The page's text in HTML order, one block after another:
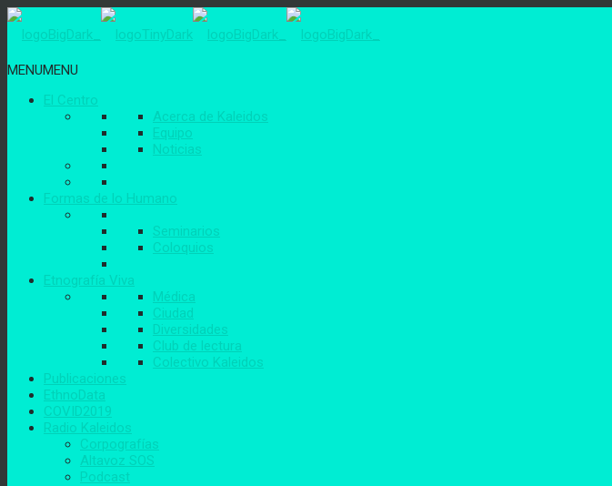
MENUMENU
El Centro
Acerca de Kaleidos
Equipo
Noticias
Formas de lo Humano
Seminarios
Coloquios
Etnografía Viva
Médica
Ciudad
Diversidades
Club de lectura
Colectivo Kaleidos
Publicaciones
EthnoData
COVID2019
Radio Kaleidos
Corpografías
Altavoz SOS
Podcast